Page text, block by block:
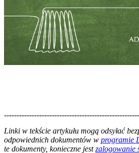
Linki w tekście artykułu mogą odsyłać
odpowiednich dokumentów w programie
te dokumenty, konieczne jestzalogowanie